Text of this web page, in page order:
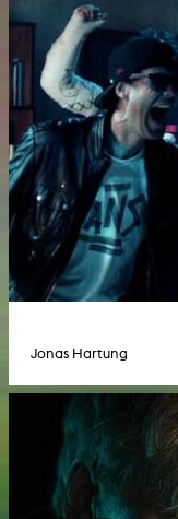
Jonas Hartung